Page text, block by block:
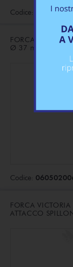
Codice:
FORCA
Ø 37 mm
Codice:
FORCA VICTORIA
ATTACCO